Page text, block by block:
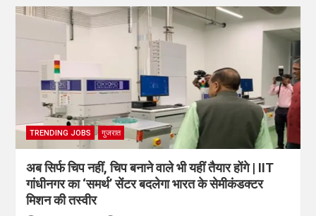
TRENDING JOBS गुजरात
अब सिर्फ चिप नहीं, चिप बनाने वाले भी यहीं तैयार होंगे | IIT
गांधीनगर का ‘समर्थ’ सेंटर बदलेगा भारत के सेमीकंडक्टर
मिशन की तस्वीर